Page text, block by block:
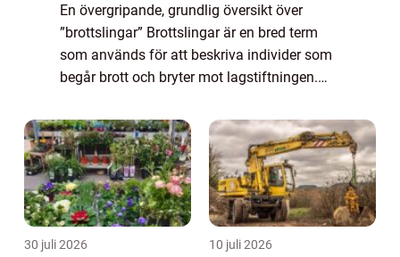
En övergripande, grundlig översikt över
”brottslingar” Brottslingar är en bred term
som används för att beskriva individer som
begår brott och bryter mot lagstiftningen.
presentation av olika...
30 juli 2026 10 juli 2026